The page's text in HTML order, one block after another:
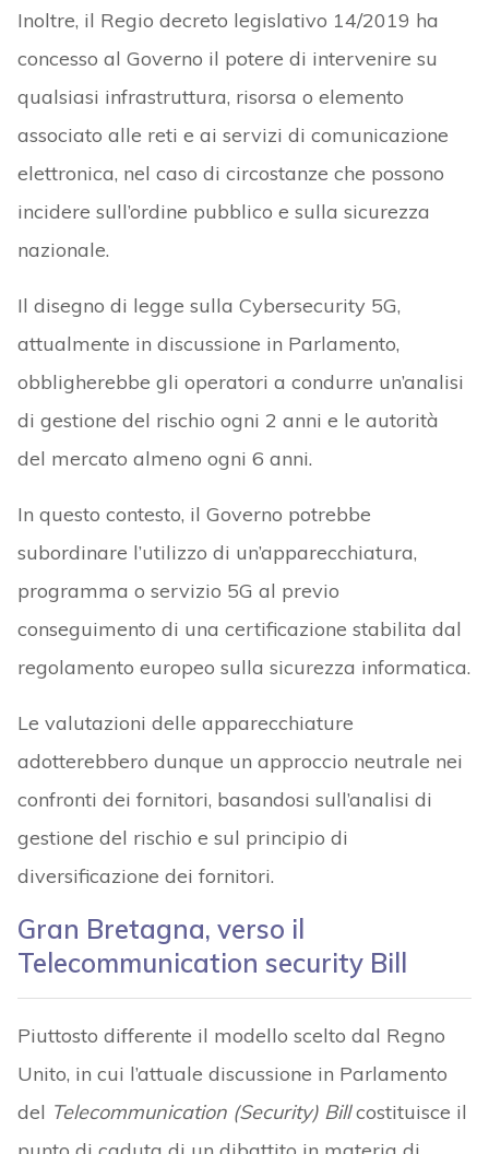
Inoltre, il Regio decreto legislativo 14/2019 ha
concesso al Governo il potere di intervenire su
qualsiasi infrastruttura, risorsa o elemento
associato alle reti e ai servizi di comunicazione
elettronica, nel caso di circostanze che possono
incidere sull’ordine pubblico e sulla sicurezza
nazionale.
Il disegno di legge sulla Cybersecurity 5G,
attualmente in discussione in Parlamento,
obbligherebbe gli operatori a condurre un’analisi
di gestione del rischio ogni 2 anni e le autorità
del mercato almeno ogni 6 anni.
In questo contesto, il Governo potrebbe
subordinare l’utilizzo di un’apparecchiatura,
programma o servizio 5G al previo
conseguimento di una certificazione stabilita dal
regolamento europeo sulla sicurezza informatica.
Le valutazioni delle apparecchiature
adotterebbero dunque un approccio neutrale nei
confronti dei fornitori, basandosi sull’analisi di
gestione del rischio e sul principio di
diversificazione dei fornitori.
Gran Bretagna, verso il
Telecommunication security Bill
Piuttosto differente il modello scelto dal Regno
Unito, in cui l’attuale discussione in Parlamento
del Telecommunication (Security) Billcostituisce il